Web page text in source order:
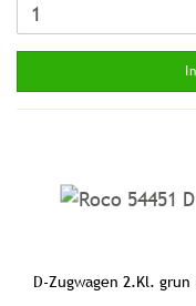
D-Zugwagen 2.Kl. grun